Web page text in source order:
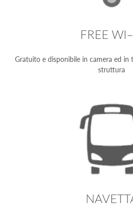
FREE
Gratuito e disponibile in camera ed
struttura